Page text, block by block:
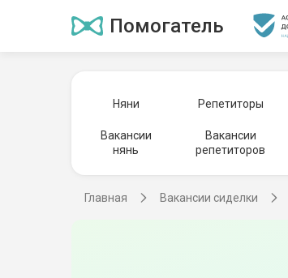
Помогатель
Няни Репетиторы
Вакансии
нянь
Вакансии
репетиторов
Главная Вакансии сиделки